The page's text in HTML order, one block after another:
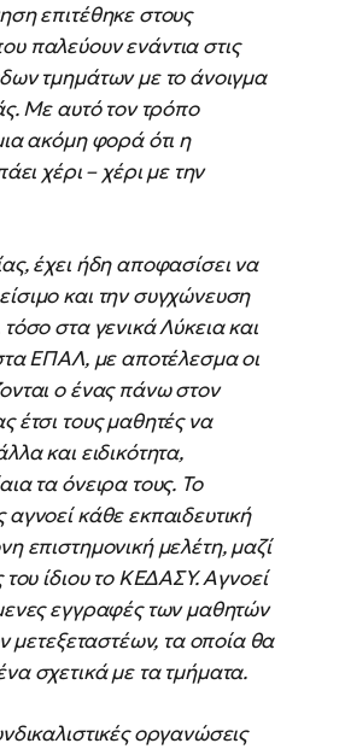
επιτέθηκε στους
παλεύουν ενάντια στις
τμημάτων με το άνοιγμα
Με αυτό τον τρόπο
ακόμη φορά ότι η
χέρι – χέρι με την
έχει ήδη αποφασίσει να
και την συγχώνευση
στα γενικά Λύκεια και
ΕΠΑΛ, με αποτέλεσμα οι
ο ένας πάνω στον
έτσι τους μαθητές να
και ειδικότητα,
τα όνειρα τους. Το
κάθε εκπαιδευτική
επιστημονική μελέτη, μαζί
του ίδιου το ΚΕΔΑΣΥ. Αγνοεί
εγγραφές των μαθητών
μετεξεταστέων, τα οποία θα
σχετικά με τα τμήματα.
οργανώσεις